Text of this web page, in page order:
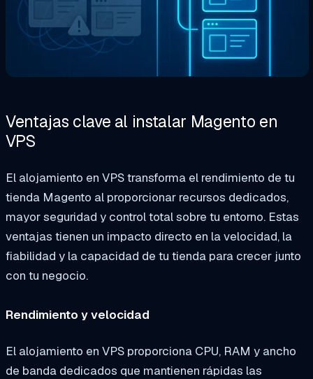
Ventajas clave al instalar Magento en
VPS
El alojamiento en VPS transforma el rendimiento de tu
tienda Magento al proporcionar recursos dedicados,
mayor seguridad y control total sobre tu entorno. Estas
ventajas tienen un impacto directo en la velocidad, la
fiabilidad y la capacidad de tu tienda para crecer junto
con tu negocio.
Rendimiento y velocidad
El alojamiento en VPS proporciona CPU, RAM y ancho
de banda dedicados que mantienen rápidas las